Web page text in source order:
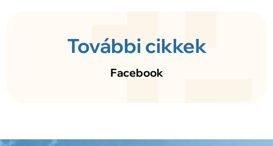
További cikkek
Facebook